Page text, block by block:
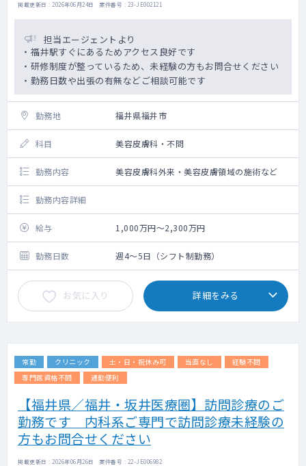
掲載更新日 : 2026年06月24日 案件番号 : 23-JE002121
担当エージェントより
・福井駅すぐにあるためアクセス良好です
・研修制度が整っているため、未経験の方もお問合せください
・勤務日数や出張の有無などご相談可能です
勤務地 福井県福井市
科目 美容皮膚科・不問
勤務内容 美容皮膚科外来・美容皮膚領域の施術など
勤務内容詳細
給与 1,000万円～2,300万円
勤務日数 週4～5日（シフト制勤務）
お気に入り 詳細をみる
常勤 クリニック 土・日・祝休み可 当直なし
経験不問
専門医資格不問
通勤便利
【福井県／福井・坂井医療圏】訪問診療のご
勤務です 内科系ご専門で訪問診療未経験の
方もお問合せください
掲載更新日 : 2026年06月26日 案件番号 : 22-JE006982